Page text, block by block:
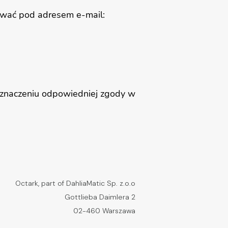
pod adresem e-mail:
odpowiedniej zgody w
Octark, part of DahliaMatic Sp. z.o.o
Gottlieba Daimlera 2
02-460 Warszawa